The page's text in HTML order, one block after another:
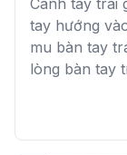
Cánh tay trái
tay hướng
mu bàn tay
lòng bàn tay